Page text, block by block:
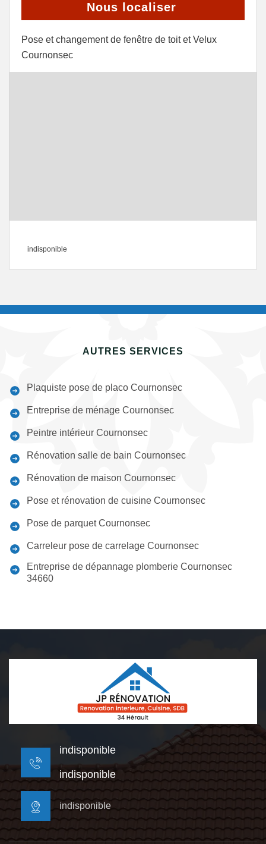
Nous localiser
Pose et changement de fenêtre de toit et Velux
Cournonsec
indisponible
AUTRES SERVICES
Plaquiste pose de placo Cournonsec
Entreprise de ménage Cournonsec
Peintre intérieur Cournonsec
Rénovation salle de bain Cournonsec
Rénovation de maison Cournonsec
Pose et rénovation de cuisine Cournonsec
Pose de parquet Cournonsec
Carreleur pose de carrelage Cournonsec
Entreprise de dépannage plomberie Cournonsec
34660
indisponible
indisponible
indisponible